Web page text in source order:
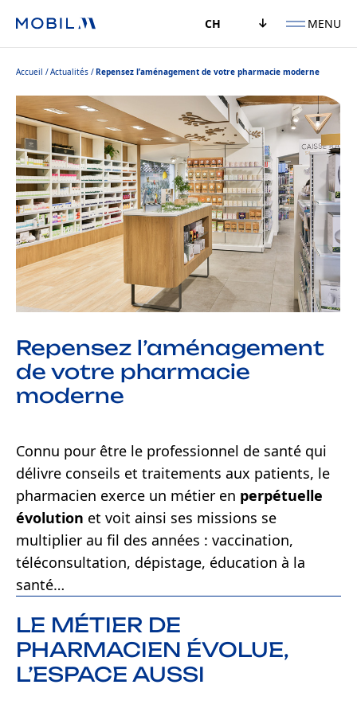
CH MENU
Accueil Actualités Repensez l’aménagement de votre pharmacie moderne
Repensez l’aménagement
de votre pharmacie
moderne
Connu pour être le professionnel de santé qui
délivre conseils et traitements aux patients, le
pharmacien exerce un métier en perpétuelle
évolution et voit ainsi ses missions se
multiplier au fil des années : vaccination,
téléconsultation, dépistage, éducation à la
santé…
LE MÉTIER DE
PHARMACIEN ÉVOLUE,
L’ESPACE AUSSI